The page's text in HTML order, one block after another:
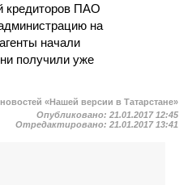
кредиторов ПАО
на
начали
получили уже
«Нашей версии в Татарстане»
Опубликовано:21.01.2017 12:45
Отредактировано:21.01.2017 13:41